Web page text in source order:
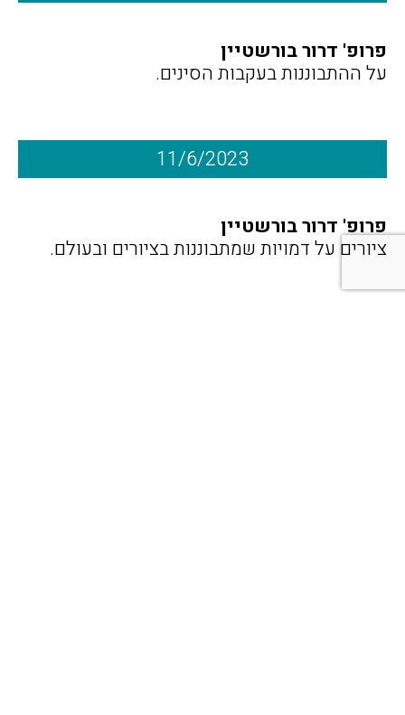
פרופ' דרור בורשטיין
על ההתבוננות בעקבות הסינים.
11/6/2023
פרופ' דרור בורשטיין
ציורים על דמויות שמתבוננות בציורים ובעולם.